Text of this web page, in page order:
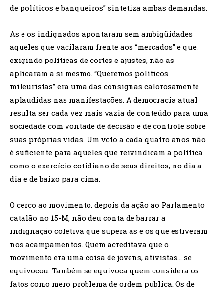
de políticos e banqueiros” sintetiza ambas demandas.
As e os indignados apontaram sem ambigüidades
aqueles que vacilaram frente aos “mercados” e que,
exigindo políticas de cortes e ajustes, não as
aplicaram a si mesmo. “Queremos políticos
mileuristas” era uma das consignas calorosamente
aplaudidas nas manifestações. A democracia atual
resulta ser cada vez mais vazia de conteúdo para uma
sociedade com vontade de decisão e de controle sobre
suas próprias vidas. Um voto a cada quatro anos não
é suficiente para aqueles que reivindicam a política
como o exercício cotidiano de seus direitos, no dia a
dia e de baixo para cima.
O cerco ao movimento, depois da ação ao Parlamento
catalão no 15-M, não deu conta de barrar a
indignação coletiva que supera as e os que estiveram
nos acampamentos. Quem acreditava que o
movimento era uma coisa de jovens, ativistas… se
equivocou. Também se equivoca quem considera os
fatos como mero problema de ordem publica. Os de